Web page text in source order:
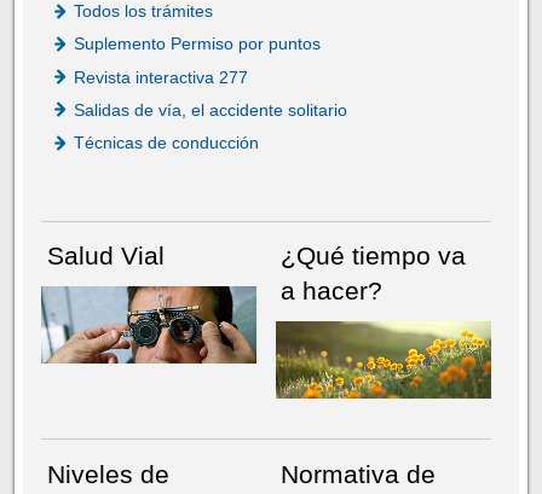
Todos los trámites
Suplemento Permiso por puntos
Revista interactiva 277
Salidas de vía, el accidente solitario
Técnicas de conducción
Salud Vial
¿Qué tiempo va
a hacer?
Niveles de
Normativa de